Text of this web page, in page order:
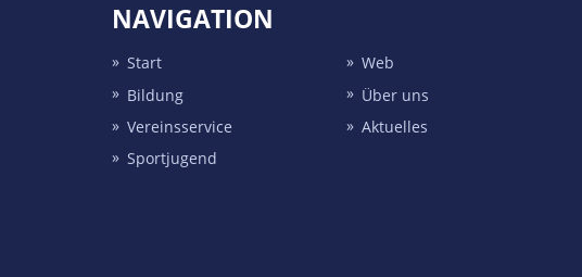
NAVIGATION
Start
Bildung
Vereins­service
Sport­jugend
Web
Über uns
Aktuelles